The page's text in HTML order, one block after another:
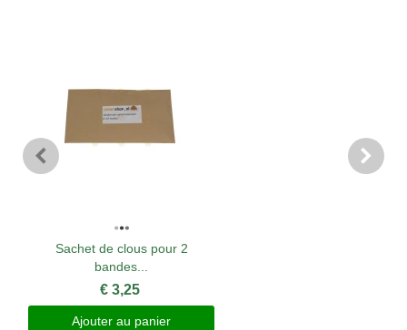
Sachet de clous pour 2
bandes...
€ 3,25
Ajouter au panier